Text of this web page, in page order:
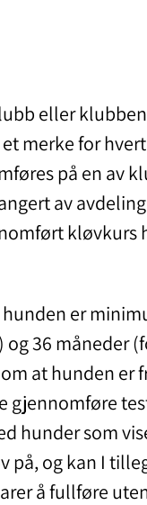
eller
merke for hvert
på en av
av
kløvkurs
er
36 måneder
at hunden er
gjennomføre
hunder som
på, og kan I
å fullføre